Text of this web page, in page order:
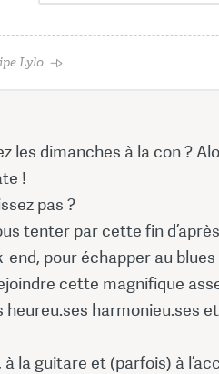
Lylo
les dimanches à la con ?
!
pas ?
tenter par cette fin
end, pour échapper au
cette magnifique
heureu.ses harmonieu.ses et
à la guitare et (parfois) à